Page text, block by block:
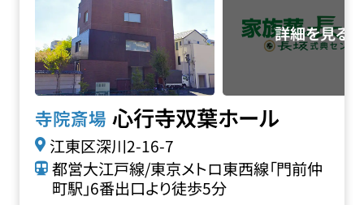
寺院斎場 心行寺双葉ホール
江東区深川2-16-7
都営大江戸線/東京メトロ東西線「門前仲
町駅」6番出口より徒歩5分